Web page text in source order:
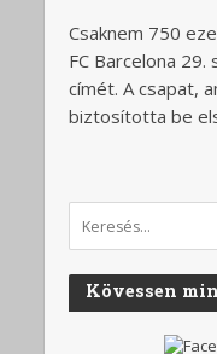
Csaknem 750
FC Barcelona
címét. A csapat,
biztosította be
Kövessen